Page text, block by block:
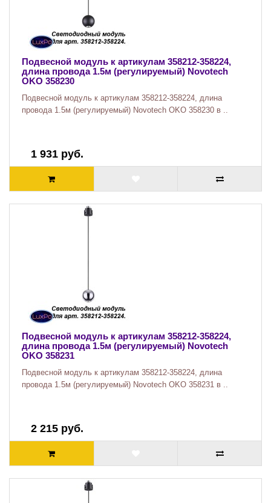
Подвесной модуль к артикулам 358212-358224,
длина провода 1.5м (регулируемый) Novotech
OKO 358230
Подвесной модуль к артикулам 358212-358224, длина
провода 1.5м (регулируемый) Novotech OKO 358230 в ..
1 931 руб.
Подвесной модуль к артикулам 358212-358224,
длина провода 1.5м (регулируемый) Novotech
OKO 358231
Подвесной модуль к артикулам 358212-358224, длина
провода 1.5м (регулируемый) Novotech OKO 358231 в ..
2 215 руб.